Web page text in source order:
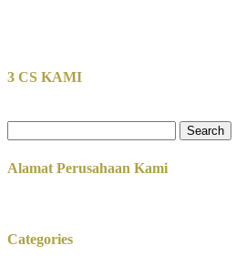
3 CS KAMI
for:
Alamat Perusahaan Kami
Categories